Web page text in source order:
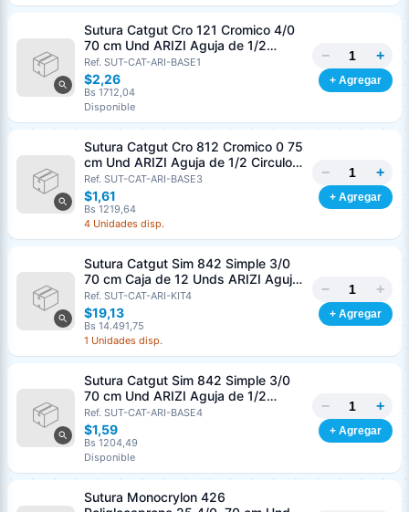
Sutura Catgut Cro 121 Cromico 4/0
70 cm Und ARIZI Aguja de 1/2
Circulo Punta Conica 26 mm
Ref. SUT-CAT-ARI-BASE1
$2,26
Bs 1712,04
Disponible
− +
+ Agregar
Sutura Catgut Cro 812 Cromico 0 75
cm Und ARIZI Aguja de 1/2 Circulo
Punta Conica 37 mm
Ref. SUT-CAT-ARI-BASE3
$1,61
Bs 1219,64
4 Unidades disp.
− +
+ Agregar
Sutura Catgut Sim 842 Simple 3/0
70 cm Caja de 12 Unds ARIZI Aguja
de 1/2 Circulo Punta Conica 36 mm
Ref. SUT-CAT-ARI-KIT4
$19,13
Bs 14.491,75
1 Unidades disp.
− +
+ Agregar
Sutura Catgut Sim 842 Simple 3/0
70 cm Und ARIZI Aguja de 1/2
Circulo Punta Conica 36 mm
Ref. SUT-CAT-ARI-BASE4
$1,59
Bs 1204,49
Disponible
− +
+ Agregar
Sutura Monocrylon 426